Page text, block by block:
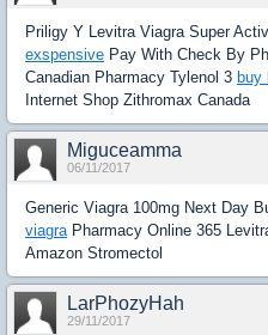
Priligy Y Levitra Viagra Super
exspensive Pay With Check By
Canadian Pharmacy Tylenol 3 buy
Internet Shop Zithromax Canada
Miguceamma
06/11/2017
Generic Viagra 100mg Next Day
viagra Pharmacy Online 365
Amazon Stromectol
LarPhozyHah
29/11/2017